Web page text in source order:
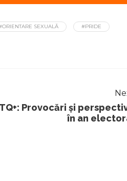
SEXUALĂ
#PRIDE
Provocări și
în an